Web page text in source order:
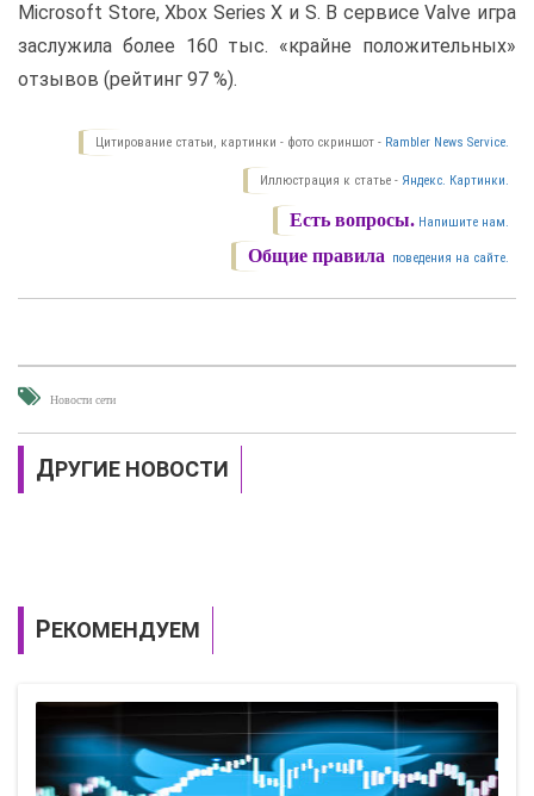
Microsoft Store, Xbox Series X и S. В сервисе Valve игра
заслужила более 160 тыс. «крайне положительных»
отзывов (рейтинг 97 %).
Цитирование статьи, картинки - фото скриншот - Rambler News Service.
Иллюстрация к статье - Яндекс. Картинки.
Есть вопросы. Напишите нам.
Общие правила поведения на сайте.
Новости сети
ДРУГИЕ НОВОСТИ
РЕКОМЕНДУЕМ